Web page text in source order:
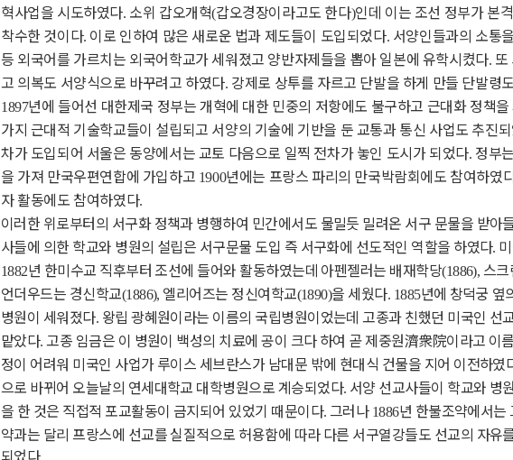
혁사업을 시도하였다. 소위 갑오개혁(갑오경장이라고도 한다)인데 이는 조선 정부가 본
착수한 것이다. 이로 인하여 많은 새로운 법과 제도들이 도입되었다. 서양인들과의 소통
등 외국어를 가르치는 외국어학교가 세워졌고 양반자제들을 뽑아 일본에 유학시켰다. 또
고 의복도 서양식으로 바꾸려고 하였다. 강제로 상투를 자르고 단발을 하게 만들 단발령
1897년에 들어선 대한제국 정부는 개혁에 대한 민중의 저항에도 불구하고 근대화 정책
가지 근대적 기술학교들이 설립되고 서양의 기술에 기반을 둔 교통과 통신 사업도 추진
차가 도입되어 서울은 동양에서는 교토 다음으로 일찍 전차가 놓인 도시가 되었다. 정부
을 가져 만국우편연합에 가입하고 1900년에는 프랑스 파리의 만국박람회에도 참여하였
자 활동에도 참여하였다.
이러한 위로부터의 서구화 정책과 병행하여 민간에서도 물밀듯 밀려온 서구 문물을 받아
사들에 의한 학교와 병원의 설립은 서구문물 도입 즉 서구화에 선도적인 역할을 하였다.
1882년 한미수교 직후부터 조선에 들어와 활동하였는데 아펜젤러는 배재학당(1886), 스
언더우드는 경신학교(1886), 엘리어즈는 정신여학교(1890)을 세웠다. 1885년에 창덕궁 옆
병원이 세워졌다. 왕립 광혜원이라는 이름의 국립병원이었는데 고종과 친했던 미국인 선
맡았다.고종 임금은 이 병원이 백성의 치료에 공이 크다 하여 곧 제중원濟衆院이라고 이
정이 어려워 미국인 사업가 루이스 세브란스가 남대문 밖에 현대식 건물을 지어 이전하였
으로 바뀌어 오늘날의 연세대학교 대학병원으로 계승되었다. 서양 선교사들이 학교와 병
을 한 것은 직접적 포교활동이 금지되어 있었기 때문이다. 그러나 1886년 한불조약에서는
약과는 달리 프랑스에 선교를 실질적으로 허용함에 따라 다른 서구열강들도 선교의 자유
되었다.